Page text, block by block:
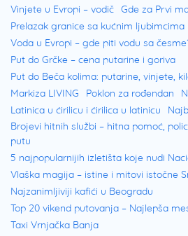
Vinjete u Evropi – vodič Gde za Prvi
Prelazak granice sa kućnim ljubimcima
Voda u Evropi – gde piti vodu sa
Put do Grčke – cena putarine i goriva
Put do Beča kolima: putarine, vinjete,
Markiza LIVING
Poklon za rođendan
Latinica u ćirilicu i ćirilica u latinicu
Brojevi hitnih službi – hitna pomoć,
putu
5 najpopularnijih izletišta koje nudi
Vlaška magija – istine i mitovi istočne
Najzanimljiviji kafići u Beogradu
Top 20 vikend putovanja – Najlepša
Taxi Vrnjačka Banja